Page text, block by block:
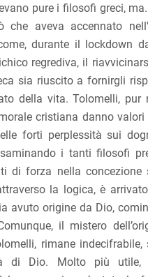
pure i filosofi greci,
che aveva accennato
durante il lockdown
regrediva, il
sia riuscito a fornirgli
della vita. Tolomelli, pur
cristiana danno
forti perplessità sui
i tanti filosofi
di forza nella concezione
la logica, è
avuto origine da Dio,
il mistero
rimane
di Dio. Molto più utile,